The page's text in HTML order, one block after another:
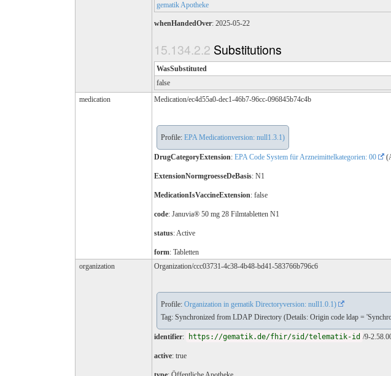
gematik Apotheke
whenHandedOver: 2025-05-22
Substitutions
WasSubstituted
false
medication
Medication/ec4d55a0-dec1-46b7-96cc-096845b74c4b
Profile: EPA Medicationversion: null1.3.1)
DrugCategoryExtension: EPA Code System für Arzneimittelkategorien: 00
ExtensionNormgroesseDeBasis: N1
MedicationIsVaccineExtension: false
code: Januvia® 50 mg 28 Filmtabletten N1
status: Active
form: Tabletten
organization
Organization/ccc03731-4c38-4b48-bd41-583766b796c6
Profile: Organization in gematik Directoryversion: null1.0.1)
Tag: Synchronized from LDAP Directory (Details: Origin code ldap =
identifier: https://gematik.de/fhir/sid/telematik-id /9-
active: true